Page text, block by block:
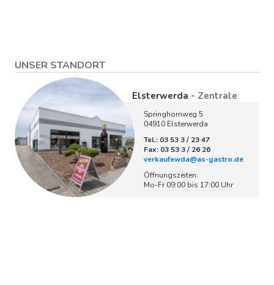
UNSER STANDORT
Elsterwerda - Zentrale
Springhornweg 5
04910 Elsterwerda
Tel.: 03 53 3 / 23 47
Fax: 03 53 3 / 26 26
verkaufewda@as-gastro.de
Öffnungszeiten:
Mo-Fr 09:00 bis 17:00 Uhr